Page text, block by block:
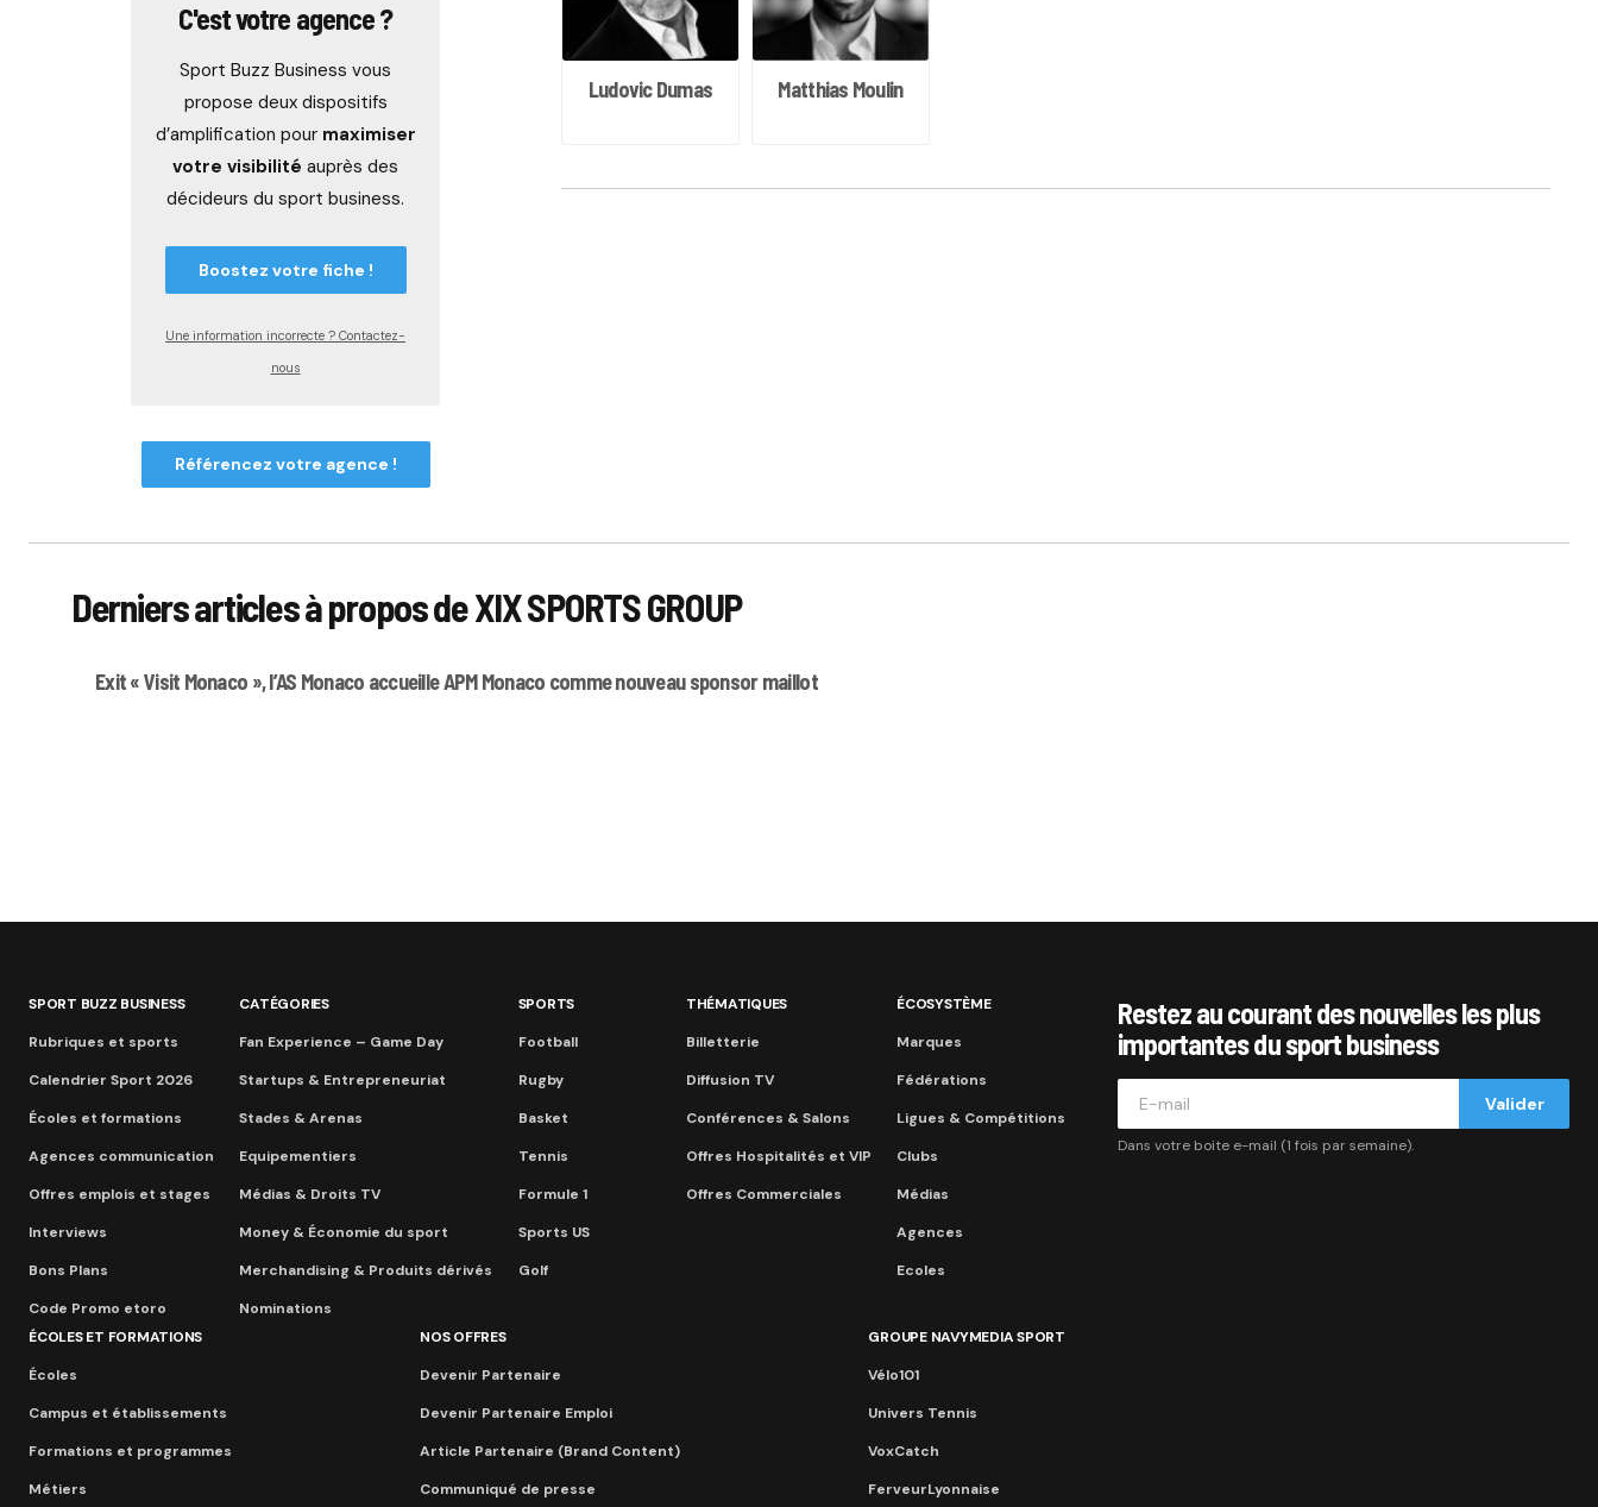
C'est votre agence ?
Sport Buzz Business vous
propose deux dispositifs
d’amplification pour maximiser
votre visibilité auprès des
décideurs du sport business.
Boostez votre fiche !
Une information incorrecte ? Contactez-
nous
Référencez votre agence !
Ludovic Dumas Matthias Moulin
Derniers articles à propos de XIX SPORTS GROUP
Exit « Visit Monaco », l’AS Monaco accueille APM Monaco comme nouveau sponsor maillot
SPORT BUZZ BUSINESS
Rubriques et sports
Calendrier Sport 2026
Écoles et formations
Agences communication
Offres emplois et stages
Interviews
Bons Plans
Code Promo etoro
CATÉGORIES
Fan Experience – Game Day
Startups & Entrepreneuriat
Stades & Arenas
Equipementiers
Médias & Droits TV
Money & Économie du sport
Merchandising & Produits dérivés
Nominations
SPORTS
Football
Rugby
Basket
Tennis
Formule 1
Sports US
Golf
THÉMATIQUES
Billetterie
Diffusion TV
Conférences & Salons
Offres Hospitalités et VIP
Offres Commerciales
ÉCOSYSTÈME
Marques
Fédérations
Ligues & Compétitions
Clubs
Médias
Agences
Ecoles
ÉCOLES ET FORMATIONS
Écoles
Campus et établissements
Formations et programmes
Métiers
NOS OFFRES
Devenir Partenaire
Devenir Partenaire Emploi
Article Partenaire (Brand Content)
Communiqué de presse
GROUPE NAVYMEDIA SPORT
Vélo101
Univers Tennis
VoxCatch
FerveurLyonnaise
Restez au courant des nouvelles les plus
importantes du sport business
Valider
Dans votre boite e-mail (1 fois par semaine).